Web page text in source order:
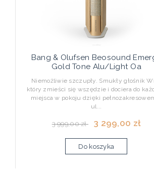
Bang & Olufsen Beosound
Gold Tone Alu/Light Oa
Niemożliwie szczupły. Smukły głośnik
który zmieści się wszędzie i dociera do
miejsca w pokoju dzięki
ul...
3 999,00 zł 3 299,00 zł
Do koszyka